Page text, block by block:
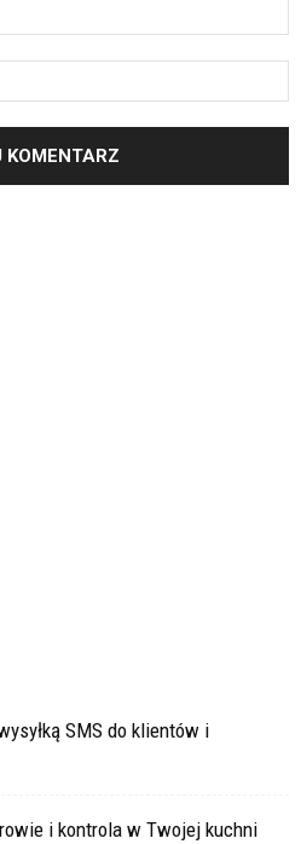
SMS do klientów i
i kontrola w Twojej kuchni